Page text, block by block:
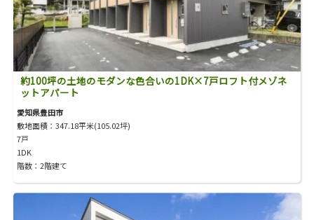
約100坪の土地のモダンな色合いの1DK×7戸ロフト付メゾネ
ットアパート
愛知県豊田市
敷地面積：347.18平米(105.02坪)
7戸
1DK
階数：2階建て